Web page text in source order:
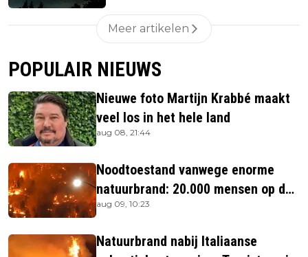
Meer artikelen
POPULAIR NIEUWS
Nieuwe foto Martijn Krabbé maakt
veel los in het hele land
aug 08, 21:44
Noodtoestand vanwege enorme
natuurbrand: 20.000 mensen op de
vlucht
aug 09, 10:23
Natuurbrand nabij Italiaanse